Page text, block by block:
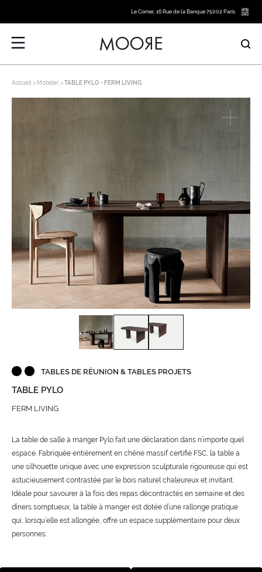
Le Corner, 16 Rue de la Banque 75002 Paris
Accueil Mobilier TABLE PYLO - FERM LIVING
TABLES DE RÉUNION & TABLES PROJETS
TABLE PYLO
FERM LIVING
La table de salle à manger Pylo fait une déclaration dans n’importe quel
espace. Fabriquée entièrement en chêne massif certifié FSC, la table a
une silhouette unique avec une expression sculpturale rigoureuse qui est
astucieusement contrastée par le bois naturel chaleureux et invitant.
Idéale pour savourer à la fois des repas décontractés en semaine et des
dîners somptueux, la table à manger est dotée d’une rallonge pratique
qui, lorsqu’elle est allongée, offre un espace supplémentaire pour deux
personnes.